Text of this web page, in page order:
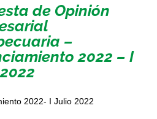
de Opinión
–
2022 – I
2022- I Julio 2022